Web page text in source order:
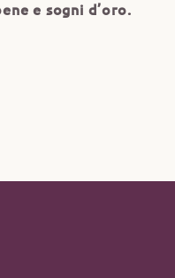
e sogni d’oro.